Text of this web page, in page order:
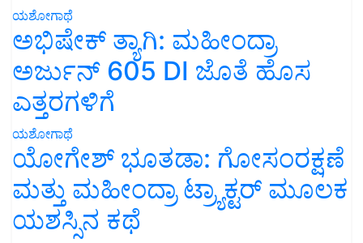
ಯಶೋಗಾಥೆ
ಅಭಿಷೇಕ್ ತ್ಯಾಗಿ: ಮಹೀಂದ್ರಾ
ಅರ್ಜುನ್ 605 DI ಜೊತೆ ಹೊಸ
ಎತ್ತರಗಳಿಗೆ
ಯಶೋಗಾಥೆ
ಯೋಗೇಶ್ ಭೂತಡಾ: ಗೋಸಂರಕ್ಷಣೆ
ಮತ್ತು ಮಹೀಂದ್ರಾ ಟ್ರ್ಯಾಕ್ಟರ್ ಮೂಲಕ
ಯಶಸ್ಸಿನ ಕಥೆ